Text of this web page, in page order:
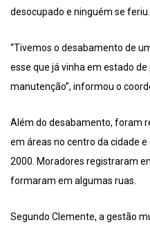
desocupado e ninguém se feriu.
“Tivemos o desabamento de
esse que já vinha em estado
manutenção”, informou o
Além do desabamento, foram
em áreas no centro da cidade
2000. Moradores registraram
formaram em algumas ruas.
Segundo Clemente, a gestão